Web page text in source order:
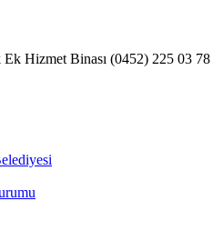
Hizmet Binası (0452) 225 03 78